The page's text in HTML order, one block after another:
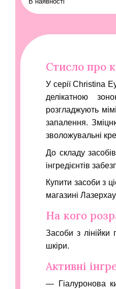
Стисло про
У серії Christina
делікатною
розгладжують
запалення.
зволожувальні
До складу
інгредієнтів
Купити засоби з
магазині
На кого
Засоби з лінійки
шкіри.
Активні
— Гіалуронова